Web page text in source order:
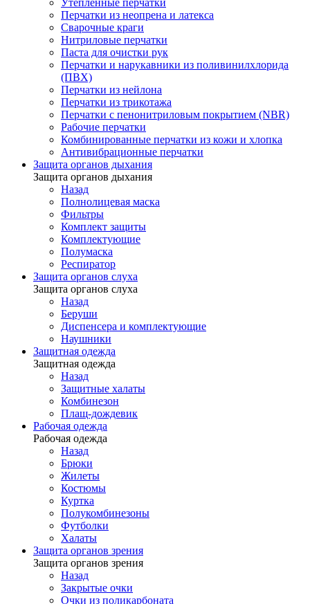
Утепленные перчатки
Перчатки из неопрена и латекса
Сварочные краги
Нитриловые перчатки
Паста для очистки рук
Перчатки и нарукавники из поливинилхлорида
(ПВХ)
Перчатки из нейлона
Перчатки из трикотажа
Перчатки с пенонитриловым покрытием (NBR)
Рабочие перчатки
Комбинированные перчатки из кожи и хлопка
Антивибрационные перчатки
Защита органов дыхания
Защита органов дыхания
Назад
Полнолицевая маска
Фильтры
Комплект защиты
Комплектующие
Полумаска
Респиратор
Защита органов слуха
Защита органов слуха
Назад
Беруши
Диспенсера и комплектующие
Наушники
Защитная одежда
Защитная одежда
Назад
Защитные халаты
Комбинезон
Плащ-дождевик
Рабочая одежда
Рабочая одежда
Назад
Брюки
Жилеты
Костюмы
Куртка
Полукомбинезоны
Футболки
Халаты
Защита органов зрения
Защита органов зрения
Назад
Закрытые очки
Очки из поликарбоната